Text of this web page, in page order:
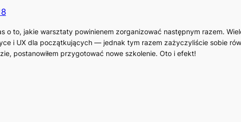
o to, jakie warsztaty powinienem zorganizować następnym razem.
i UX dla początkujących — jednak tym razem zażyczyliście sobie
postanowiłem przygotować nowe szkolenie. Oto i efekt!